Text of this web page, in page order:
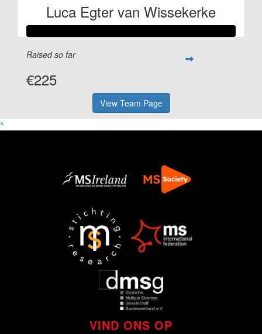
Luca Egter van Wissekerke
Raised so far
€225
View Team Page
^
VIND ONS OP